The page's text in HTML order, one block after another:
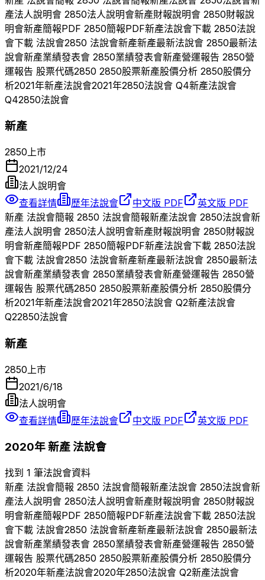
產法人說明會 2850法人說明會新產財報說明會 2850財報說
明會新產簡報PDF 2850簡報PDF新產法說會下載 2850法說
會下載 法說會2850 法說會新產新產最新法說會 2850最新法
說會新產業績發表會 2850業績發表會新產營運報告 2850營
運報告 股票代碼2850 2850股票新產股價分析 2850股價分
析2021年新產法說會2021年2850法說會 Q4新產法說會
Q42850法說會
新產
2850上市
2021/12/24
法人說明會
查看詳情
歷年法說會 中文版 PDF
英文版 PDF
新產 法說會簡報 2850 法說會簡報新產法說會 2850法說會新
產法人說明會 2850法人說明會新產財報說明會 2850財報說
明會新產簡報PDF 2850簡報PDF新產法說會下載 2850法說
會下載 法說會2850 法說會新產新產最新法說會 2850最新法
說會新產業績發表會 2850業績發表會新產營運報告 2850營
運報告 股票代碼2850 2850股票新產股價分析 2850股價分
析2021年新產法說會2021年2850法說會 Q2新產法說會
Q22850法說會
新產
2850 上市
2021/6/18
法人說明會
查看詳情
歷年法說會 中文版 PDF 英文版 PDF
2020年新產法說會
找到 1 筆法說會資料
新產 法說會簡報 2850 法說會簡報新產法說會 2850法說會新
產法人說明會 2850法人說明會新產財報說明會 2850財報說
明會新產簡報PDF 2850簡報PDF新產法說會下載 2850法說
會下載 法說會2850 法說會新產新產最新法說會 2850最新法
說會新產業績發表會 2850業績發表會新產營運報告 2850營
運報告 股票代碼2850 2850股票新產股價分析 2850股價分
析2020年新產法說會2020年2850法說會 Q2新產法說會